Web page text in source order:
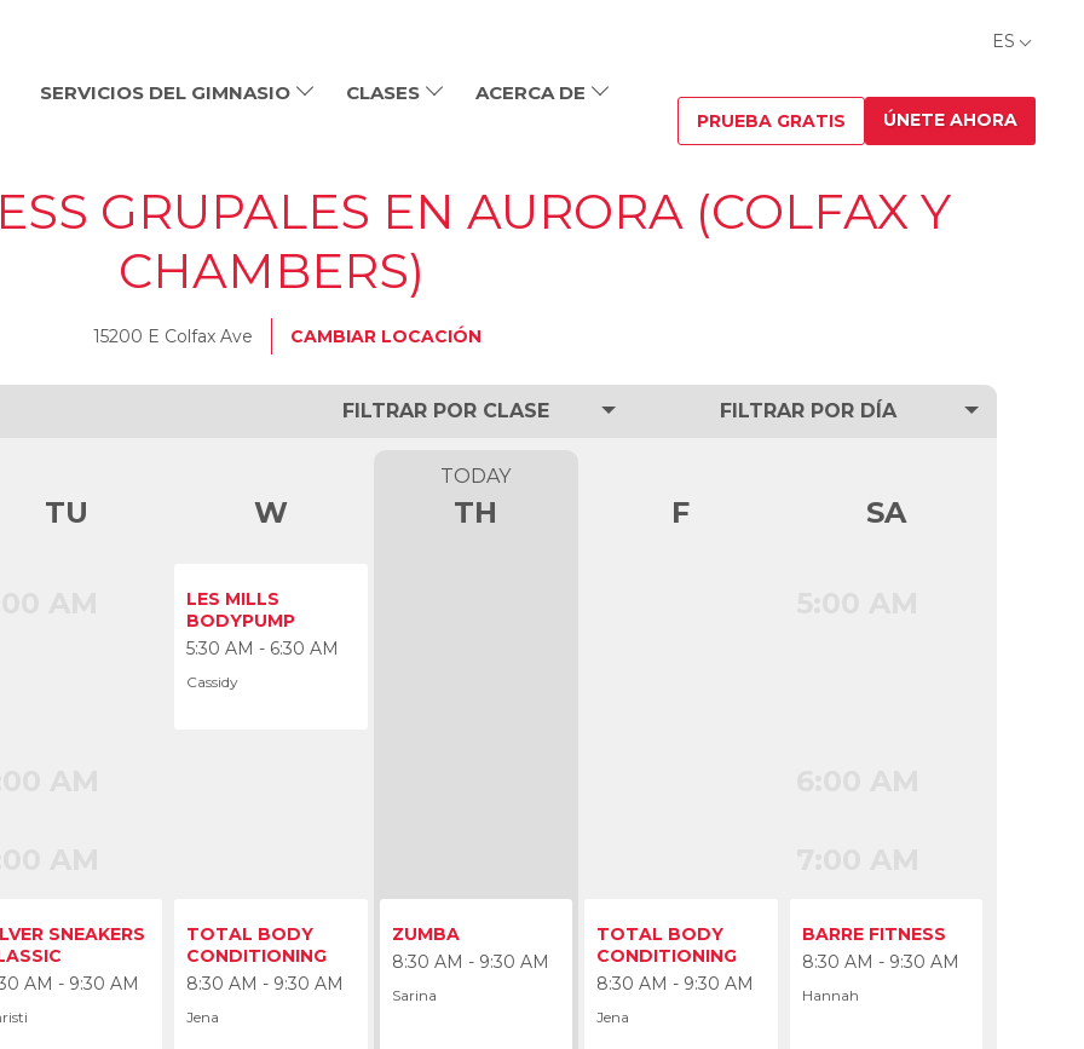
ES
SERVICIOS DEL GIMNASIO CLASES ACERCA DE
PRUEBA GRATIS ÚNETE AHORA
GRUPALES EN AURORA (COLFAX Y
CHAMBERS)
15200 E Colfax Ave CAMBIAR LOCACIÓN
FILTRAR POR CLASE FILTRAR POR DÍA
TU W
TODAY
TH F SA
LES MILLS
BODYPUMP
5:30 AM - 6:30 AM
Cassidy
AM
SNEAKERS
AM - 9:30 AM
TOTAL BODY
CONDITIONING
8:30 AM - 9:30 AM
Jena
ZUMBA
8:30 AM - 9:30 AM
Sarina
TOTAL BODY
CONDITIONING
8:30 AM - 9:30 AM
Jena
8:00 AM
BARRE FITNESS
8:30 AM - 9:30 AM
Hannah